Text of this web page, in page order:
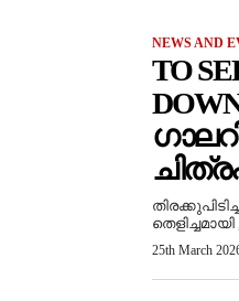
NEWS AND
TO
തെളിച്ചമായി
25th March